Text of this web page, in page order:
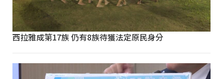
西拉雅成第17族 仍有8族待獲法定原民身分